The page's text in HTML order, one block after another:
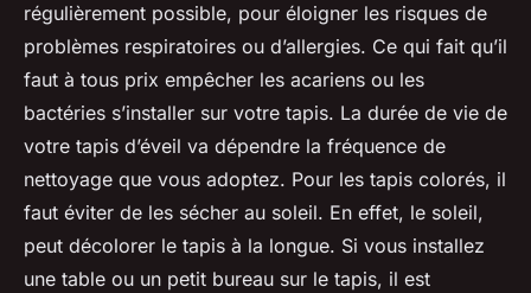
régulièrement possible, pour éloigner les risques de
problèmes respiratoires ou d’allergies. Ce qui fait qu’il
faut à tous prix empêcher les acariens ou les
bactéries s’installer sur votre tapis. La durée de vie de
votre tapis d’éveil va dépendre la fréquence de
nettoyage que vous adoptez. Pour les tapis colorés, il
faut éviter de les sécher au soleil. En effet, le soleil,
peut décolorer le tapis à la longue. Si vous installez
une table ou un petit bureau sur le tapis, il est